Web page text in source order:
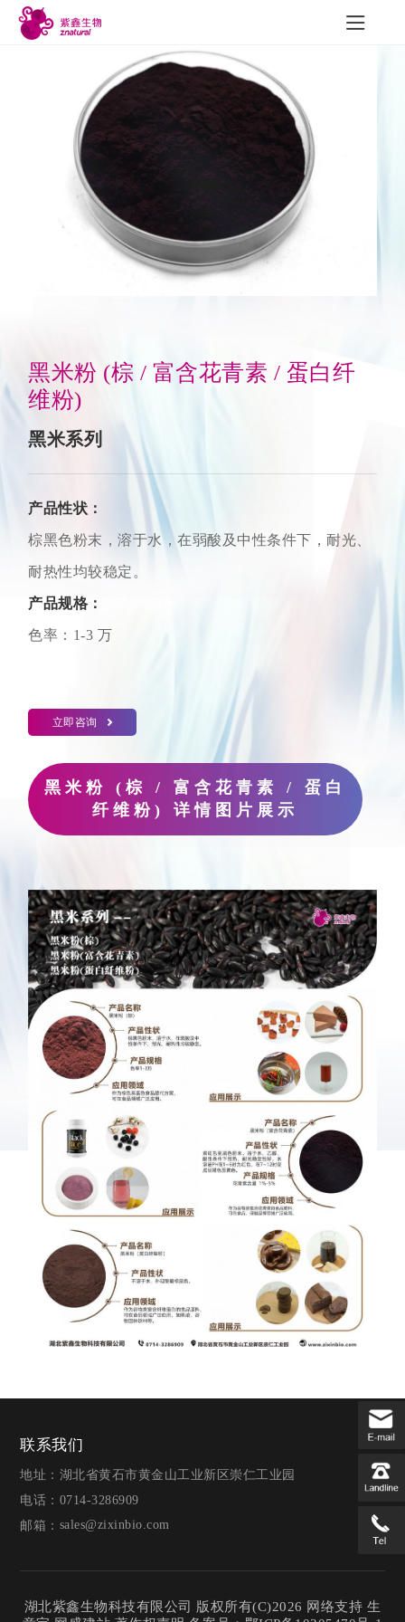
与质量 新闻中心
公司新闻
行业动态
黑米粉 (棕 / 富含花青素 / 蛋白纤
维粉)
黑米系列
产品性状：
棕黑色粉末，溶于水，在弱酸及中性条件下，耐光、
耐热性均较稳定。
产品规格：
色率：1-3 万
立即咨询
黑米粉 (棕 / 富含花青素 / 蛋白
纤维粉) 详情图片展示
联系我们
地址：湖北省黄石市黄金山工业新区崇仁工业园
电话：0714-3286909
邮箱： sales@zixinbio.com
湖北紫鑫生物科技有限公司 版权所有(C)2026 网络支持 生